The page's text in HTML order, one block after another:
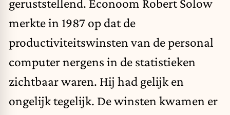
geruststellend. Econoom Robert Solow
merkte in 1987 op dat de
productiviteitswinsten van de personal
computer nergens in de statistieken
zichtbaar waren. Hij had gelijk en
ongelijk tegelijk. De winsten kwamen er